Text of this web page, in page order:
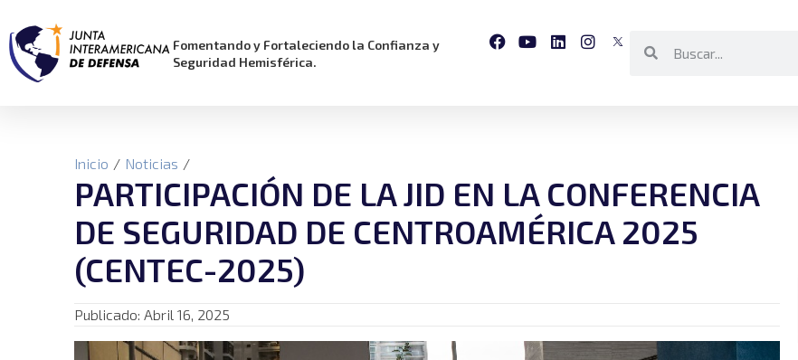
Fomentando y Fortaleciendo la Confianza y
Seguridad Hemisférica.
Inicio / Noticias /
PARTICIPACIÓN DE LA JID EN LA CONFERENCIA
DE SEGURIDAD DE CENTROAMÉRICA 2025
(CENTEC-2025)
Publicado: Abril 16, 2025